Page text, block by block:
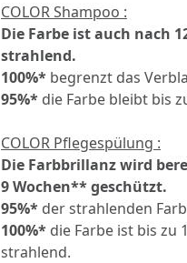
COLOR Shampoo :
Die Farbe ist auch nach
strahlend.
100%* begrenzt das
95%* die Farbe bleibt bis
COLOR Pflegespülung :
Die Farbbrillanz wird
9 Wochen** geschützt.
95%* der strahlenden
100%* die Farbe ist bis zu
strahlend.